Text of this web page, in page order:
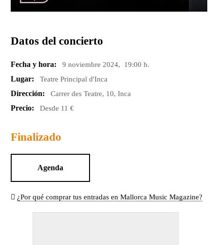
Datos del concierto
Fecha y hora: 9 noviembre 2024, 19:00 h.
Lugar: Teatre Principal d'Inca
Dirección: Carrer des Teatre, 10, Inca
Precio: Desde 11 €
Finalizado
Agenda
¿Por qué comprar tus entradas en Mallorca Music Magazine?